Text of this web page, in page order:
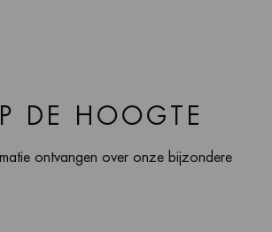
DE HOOGTE
ontvangen over onze bijzondere